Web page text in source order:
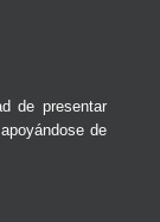
de presentar
de